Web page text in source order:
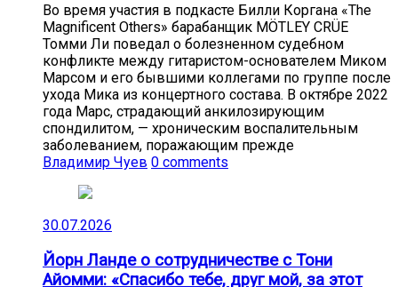
Во время участия в подкасте Билли Коргана «The
Magnificent Others» барабанщик MÖTLEY CRÜE
Томми Ли поведал о болезненном судебном
конфликте между гитаристом-основателем Миком
Марсом и его бывшими коллегами по группе после
ухода Мика из концертного состава. В октябре 2022
года Марс, страдающий анкилозирующим
спондилитом, — хроническим воспалительным
заболеванием, поражающим прежде
Владимир Чуев 0 comments
30.07.2026
Йорн Ланде о сотрудничестве с Тони
Айомми: «Спасибо тебе, друг мой, за этот